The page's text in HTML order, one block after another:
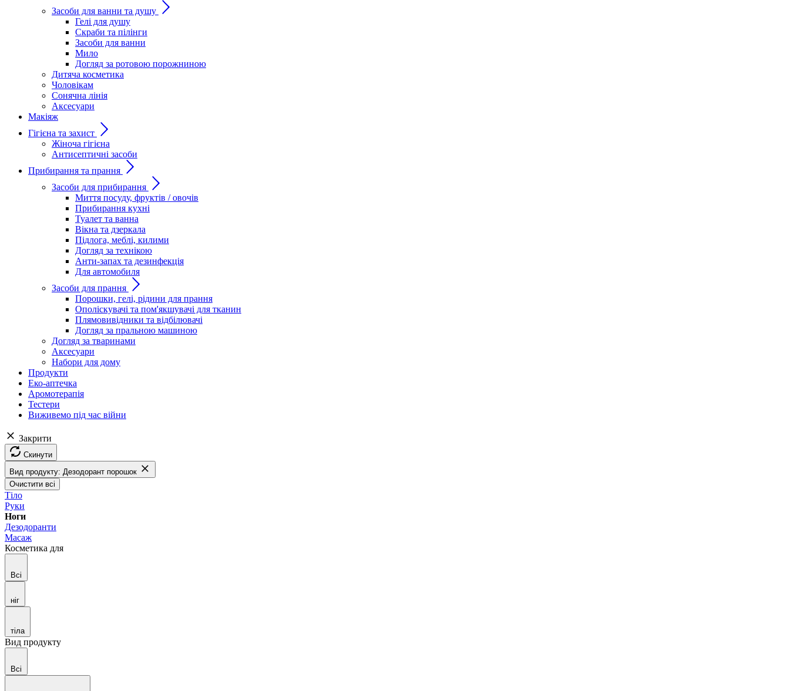
Засоби для ванни та душу
Гелі для душу
Скраби та пілінги
Засоби для ванни
Мило
Догляд за ротовою порожниною
Дитяча косметика
Чоловікам
Сонячна лінія
Аксесуари
Макіяж
Гігієна та захист
Жіноча гігієна
Антисептичні засоби
Прибирання та прання
Засоби для прибирання
Миття посуду, фруктів / овочів
Прибирання кухні
Туалет та ванна
Вікна та дзеркала
Підлога, меблі, килими
Догляд за технікою
Анти-запах та дезинфекція
Для автомобиля
Засоби для прання
Порошки, гелі, рідини для прання
Ополіскувачі та пом'якшувачі для тканин
Плямовивідники та відбілювачі
Догляд за пральною машиною
Догляд за тваринами
Аксесуари
Набори для дому
Продукти
Еко-аптечка
Аромотерапія
Тестери
Виживемо під час війни
Закрити
Скинути
Вид продукту: Дезодорант порошок
Очистити всі
Тіло
Руки
Ноги
Дезодоранти
Масаж
Косметика для
Всі
ніг
тіла
Вид продукту
Всі